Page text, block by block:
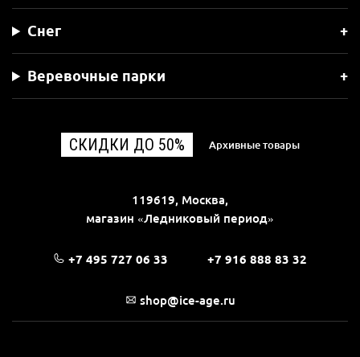
Снег
Веревочные парки
СКИДКИ ДО 50% Архивные товары
119619, Москва,
магазин «Ледниковый период»
+7 495 727 06 33 +7 916 888 83 32
shop@ice-age.ru